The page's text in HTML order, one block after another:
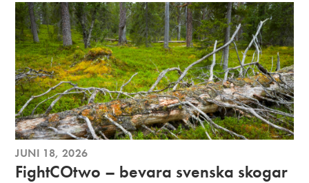
JUNI 18, 2026
FightCOtwo – bevara svenska skogar